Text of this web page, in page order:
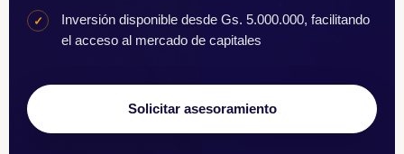
✓
Inversión disponible desde Gs. 5.000.000, facilitando
el acceso al mercado de capitales
Solicitar asesoramiento